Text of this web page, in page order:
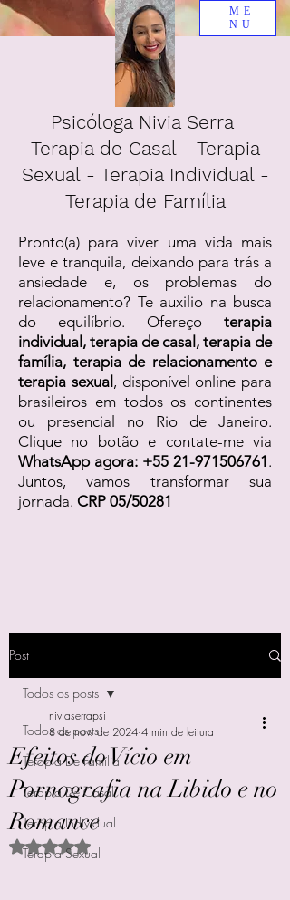
Psicóloga Nivia Serra
Terapia de Casal - Terapia
Sexual - Terapia Individual -
Terapia de Família
Pronto(a) para viver uma vida mais
leve e tranquila, deixando para trás a
ansiedade e, os problemas do
relacionamento? Te auxilio na busca
do equilíbrio. Ofereço terapia
individual, terapia de casal, terapia de
família, terapia de relacionamento e
terapia sexual , disponível online para
brasileiros em todos os continentes
ou presencial no Rio de Janeiro.
Clique no botão e contate-me via
WhatsApp agora: +55 21-971506761 .
Juntos, vamos transformar sua
jornada. CRP 05/50281
ME
NU
Post
Todos os posts
Terapia De Família
Terapia De Casal
Terapia Individual
Terapia Sexual
Todos os posts
Efeitos do Vício em
Pornografia na Libido e no
Romance
niviaserrapsi
8 de nov. de 2024 4 min de leitura
Avaliado com NaN de 5 estrelas.